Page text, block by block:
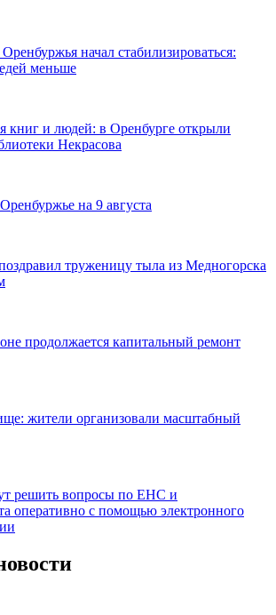
начал стабилизироваться:
меньше
книг и людей: в Оренбурге открыли
Некрасова
на 9 августа
труженицу тыла из Медногорска
продолжается капитальный ремонт
жители организовали масштабный
решить вопросы по ЕНС и
оперативно с помощью электронного